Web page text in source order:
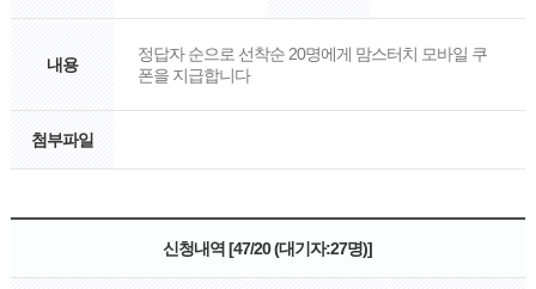
내용
정답자 순으로 선착순 20명에게 맘스터치 모바일 쿠
폰을 지급합니다
첨부파일
신청내역 [47/20 (대기자:27명)]